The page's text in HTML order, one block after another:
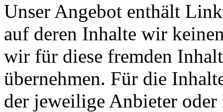
Unser Angebot enthält
auf deren Inhalte wir
wir für diese fremden
übernehmen. Für die
der jeweilige Anbieter oder